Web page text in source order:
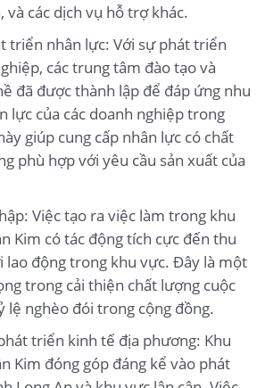
và các dịch vụ hỗ trợ khác.
triển nhân lực: Với sự phát triển
các trung tâm đào tạo và
đã được thành lập để đáp ứng nhu
lực của các doanh nghiệp trong
giúp cung cấp nhân lực có chất
phù hợp với yêu cầu sản xuất của
Việc tạo ra việc làm trong khu
Kim có tác động tích cực đến thu
lao động trong khu vực. Đây là một
trong cải thiện chất lượng cuộc
lệ nghèo đói trong cộng đồng.
triển kinh tế địa phương: Khu
Kim đóng góp đáng kể vào phát